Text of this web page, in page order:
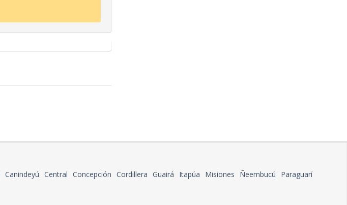
Canindeyú Central Concepción Cordillera Guairá Itapúa Misiones Ñeembucú
Paraguarí